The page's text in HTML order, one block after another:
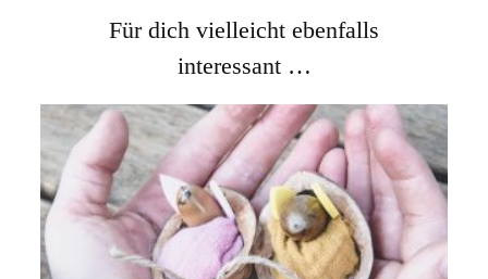
Für dich vielleicht ebenfalls
interessant …